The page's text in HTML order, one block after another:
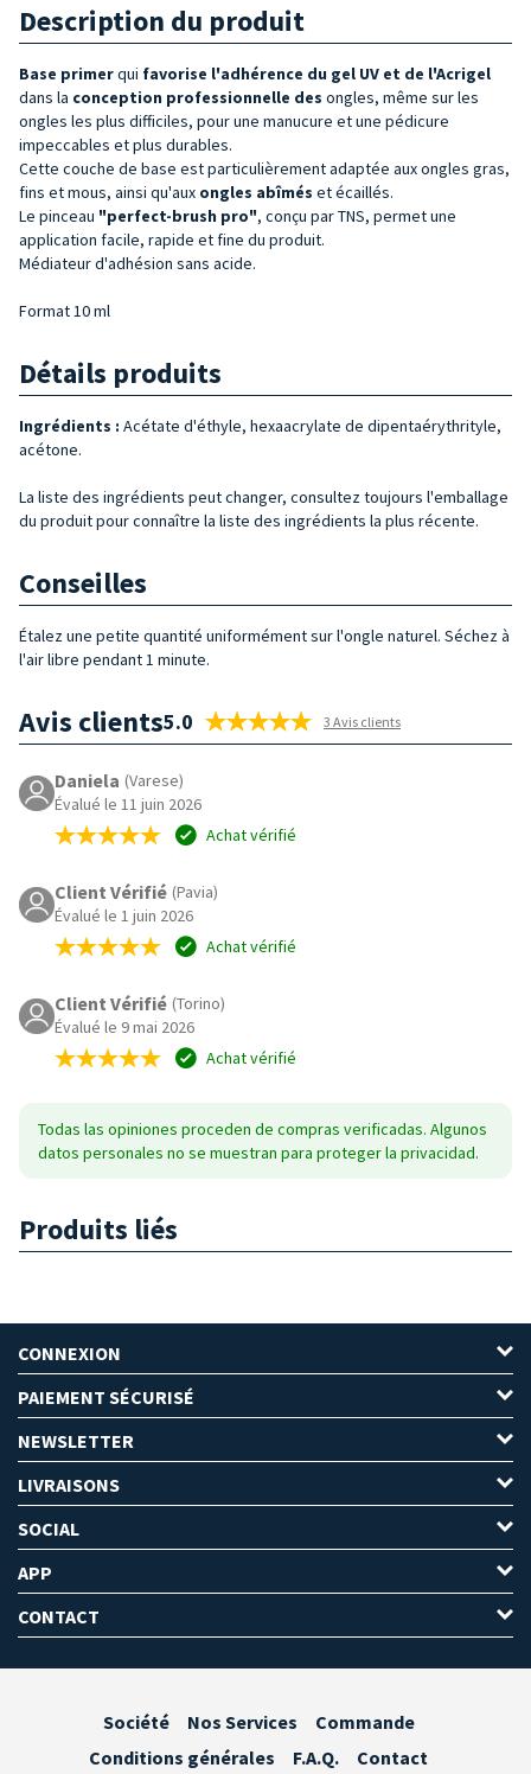
Description du produit
Base primerqui favorise l'adhérence du gel UV et de l'Acrigel
dans la conception professionnelle des ongles, même sur les
ongles les plus difficiles, pour une manucure et une pédicure
impeccables et plus durables.
Cette couche de base est particulièrement adaptée aux ongles gras,
fins et mous, ainsi qu'aux ongles abîmés et écaillés.
Le pinceau "perfect-brush pro", conçu par TNS, permet une
application facile, rapide et fine du produit.
Médiateur d'adhésion sans acide.
Format 10 ml
Détails produits
Ingrédients : Acétate d'éthyle, hexaacrylate de dipentaérythrityle,
acétone.
La liste des ingrédients peut changer, consultez toujours l'emballage
du produit pour connaître la liste des ingrédients la plus récente.
Conseilles
Étalez une petite quantité uniformément sur l'ongle naturel. Séchez à
l'air libre pendant 1 minute.
Avis clients5.0 3 Avis clients
Daniela (Varese)
Évalué le 11 juin 2026
Achat vérifié
Client Vérifié (Pavia)
Évalué le 1 juin 2026
Achat vérifié
Client Vérifié (Torino)
Évalué le 9 mai 2026
Achat vérifié
Todas las opiniones proceden de compras verificadas. Algunos
datos personales no se muestran para proteger la privacidad.
Produits liés
CONNEXION
PAIEMENT SÉCURISÉ
NEWSLETTER
LIVRAISONS
SOCIAL
APP
CONTACT
Société Nos Services
Commande
Conditions générales
F.A.Q. Contact